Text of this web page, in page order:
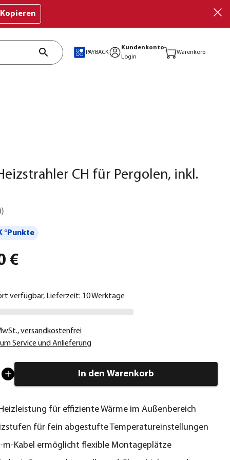
Kopieren
PAYBACK
Kundenkonto
Login
Warenkorb
CH für Pergolen, inkl.
)
°Punkte
€
verfügbar, Lieferzeit: 10 Werktage
,versandkostenfrei
Service und Anlieferung
In den Warenkorb
für effiziente Wärme im Außenbereich
für fein abgestufte Temperatureinstellungen
m-Kabel ermöglicht flexible Montageplätze